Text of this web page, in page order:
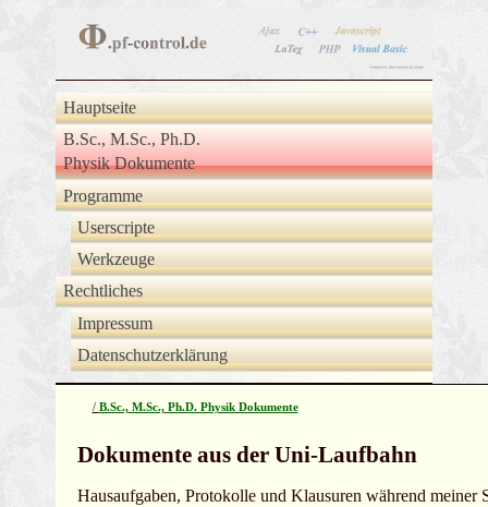
Hauptseite
B.Sc., M.Sc., Ph.D.
Physik Dokumente
Programme
Userscripte
Werkzeuge
Rechtliches
Impressum
Datenschutzerklärung
/ B.Sc., M.Sc., Ph.D. Physik Dokumente
Dokumente aus der Uni-Laufbahn
Hausaufgaben, Protokolle und Klausuren während meiner